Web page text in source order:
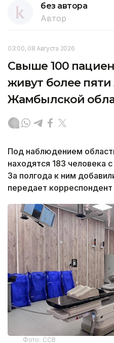
без автора
Автор
03:00, 08 Августа 2026
Свыше 100
живут более пяти
Жамбылской
Под наблюдением
находятся 183 человека
За полгода к ним
передает корреспондент
Фото: ССВ